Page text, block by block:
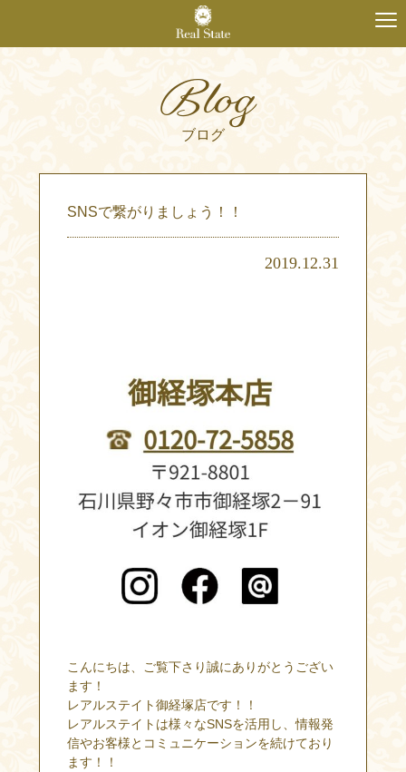
Blog
ブログ
SNSで繋がりましょう！！
2019.12.31
こんにちは、ご覧下さり誠にありがとうござい
ます！
レアルステイト御経塚店です！！
レアルステイトは様々なSNSを活用し、情報発
信やお客様とコミュニケーションを続けており
ます！！